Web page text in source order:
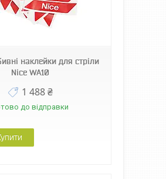
наклейки для стріли
Nice WA10
1 488 ₴
до відправки